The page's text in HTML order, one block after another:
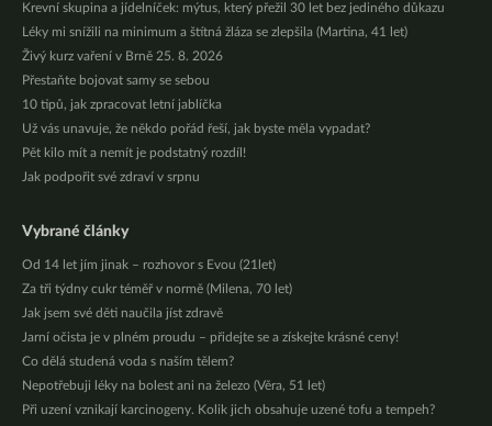
Krevní skupina a jídelníček: mýtus, který přežil 30 let bez jediného důkazu
Léky mi snížili na minimum a štítná žláza se zlepšila (Martina, 41 let)
Živý kurz vaření v Brně 25. 8. 2026
Přestaňte bojovat samy se sebou
10 tipů, jak zpracovat letní jablíčka
Už vás unavuje, že někdo pořád řeší, jak byste měla vypadat?
Pět kilo mít a nemít je podstatný rozdíl!
Jak podpořit své zdraví v srpnu
Vybrané články
Od 14 let jím jinak – rozhovor s Evou (21let)
Za tři týdny cukr téměř v normě (Milena, 70 let)
Jak jsem své děti naučila jíst zdravě
Jarní očista je v plném proudu – přidejte se a získejte krásné ceny!
Co dělá studená voda s naším tělem?
Nepotřebuji léky na bolest ani na železo (Věra, 51 let)
Při uzení vznikají karcinogeny. Kolik jich obsahuje uzené tofu a tempeh?